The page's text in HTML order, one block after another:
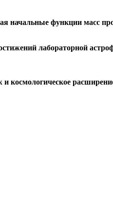
начальные функции масс
лабораторной
космологическое